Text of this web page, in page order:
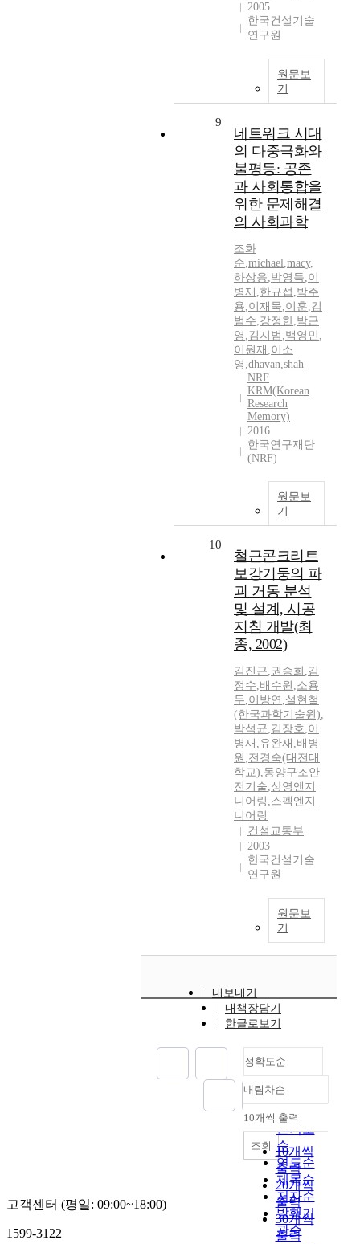
2005
한국건설기술
연구원
원문보
기
9
네트워크 시대
의 다중극화와
불평등: 공존
과 사회통합을
위한 문제해결
의 사회과학
조화
순,michael,macy,
하상응,박영득,이
병재 ,한규섭 ,박주
용,이재묵,이훈,김
범수,강정한,박근
영 ,김지범 ,백영민 ,
이원재 ,이소
영 ,dhavan,shah
NRF
KRM(Korean
Research
Memory)
2016
한국연구재단
(NRF)
원문보
기
10
철근콘크리트
보강기둥의 파
괴 거동 분석
및 설계, 시공
지침 개발(최
종, 2002)
김진근,권승희 ,김
정수,배수원 ,소용
두,이방연 ,설현철
(한국과학기술원),
박석균,김장호,이
병재 ,유완재 ,배병
원 ,전경숙(대전대
학교),동양구조안
전기술,상영엔지
니어링 ,스펙엔지
니어링
건설교통부
2003
한국건설기술
연구원
원문보
기
내보내기
내책장담기
한글로보기
정확도순
정확도
순
인기도
순
연도순
제목순
저자순
발행기
관순
내림차순
내림차순
10개씩 출력
10개씩
출력
20개씩
출력
30개씩
출력
조회
고객센터 (평일: 09:00~18:00)
1599-3122